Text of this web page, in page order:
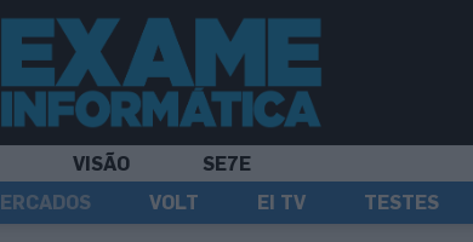
VISÃO
SE7E
VOLT EI TV TESTES